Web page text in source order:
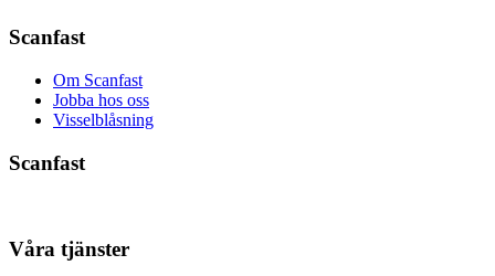
Scanfast
Om Scanfast
Jobba hos oss
Visselblåsning
Scanfast
Våra tjänster